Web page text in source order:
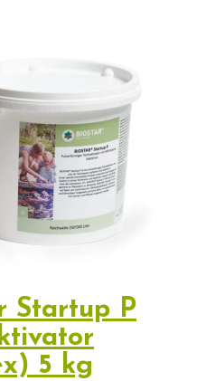
Startup P
5 kg